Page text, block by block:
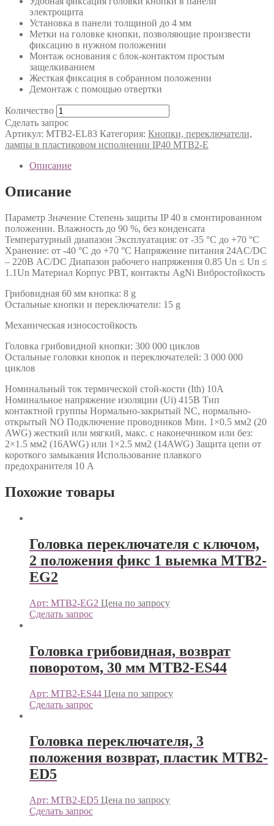
электрощита
Установка в панели толщиной до 4 мм
Метки на головке кнопки, позволяющие произвести
фиксацию в нужном положении
Монтаж основания с блок-контактом простым
защелкиванием
Жесткая фиксация в собранном положении
Демонтаж с помощью отвертки
Количество
Сделать запрос
Артикул: MTB2-EL83 Категория: Кнопки, переключатели,
лампы в пластиковом исполнении IP40 MTB2-E
Описание
Описание
Параметр Значение Степень защиты IP 40 в смонтированном
положении. Влажность до 90 %, без конденсата
Температурный диапазон Эксплуатация: от -35 °C до +70 °C
Хранение: от -40 °C до +70 °C Напряжение питания 24AC/DC
– 220В AC/DC Диапазон рабочего напряжения 0.85 Un ≤ Un ≤
1.1Un Материал Корпус PBT, контакты AgNi Вибростойкость
Грибовидная 60 мм кнопка: 8 g
Остальные кнопки и переключатели: 15 g
Механическая износостойкость
Головка грибовидной кнопки: 300 000 циклов
Остальные головки кнопок и переключателей: 3 000 000
циклов
Номинальный ток термической стой-кости (Ith) 10А
Номинальное напряжение изоляции (Ui) 415В Тип
контактной группы Нормально-закрытый NС, нормально-
открытый NO Подключение проводников Мин. 1×0.5 мм2 (20
AWG) жесткий или мягкий, макс. c наконечником или без:
2×1.5 мм2 (16AWG) или 1×2.5 мм2 (14AWG) Защита цепи от
короткого замыкания Использование плавкого
предохранителя 10 А
Похожие товары
Головка переключателя с ключом,
2 положения фикс 1 выемка MTB2-
EG2
Арт: MTB2-EG2 Цена по запросу
Сделать запрос
Головка грибовидная, возврат
поворотом, 30 мм MTB2-ES44
Арт: MTB2-ES44 Цена по запросу
Сделать запрос
Головка переключателя, 3
положения возврат, пластик MTB2-
ED5
Арт: MTB2-ED5 Цена по запросу
Сделать запрос